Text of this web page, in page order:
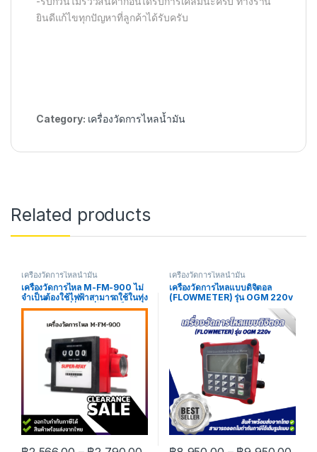
ยินดีแก้ไขทุกปัญหาที่ลูกค้าได้รับครับ
Category: เครื่องวัดการไหลน้ำมัน
Related products
เครื่องวัดการไหลน้ำมัน
เครื่องวัดการไหล M-FM-900 ไม่
จำเป็นต้องใช้ไฟฟ้าสามารถใช้ในทุ่ง
นาและสถานที่อื่น ๆ ที่ไม่มี แข็งแรง
เครื่องวัดการไหลน้ำมัน
เครื่องวัดการไหลแบบดิจิตอล
(FLOWMETER) รุ่น OGM 220v